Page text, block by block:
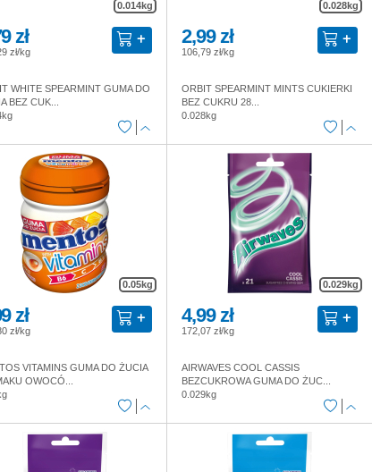
0.014kg
zł
zł/kg
WHITE SPEARMINT GUMA DO
BEZ CUK...
0.028kg
2,99 zł
106,79 zł/kg
ORBIT SPEARMINT MINTS CUKIERKI
BEZ CUKRU 28...
0.028kg
0.05kg
zł
zł/kg
VITAMINS GUMA DO ŻUCIA
OWOCÓ...
0.029kg
4,99 zł
172,07 zł/kg
AIRWAVES COOL CASSIS
BEZCUKROWA GUMA DO ŻUC...
0.029kg